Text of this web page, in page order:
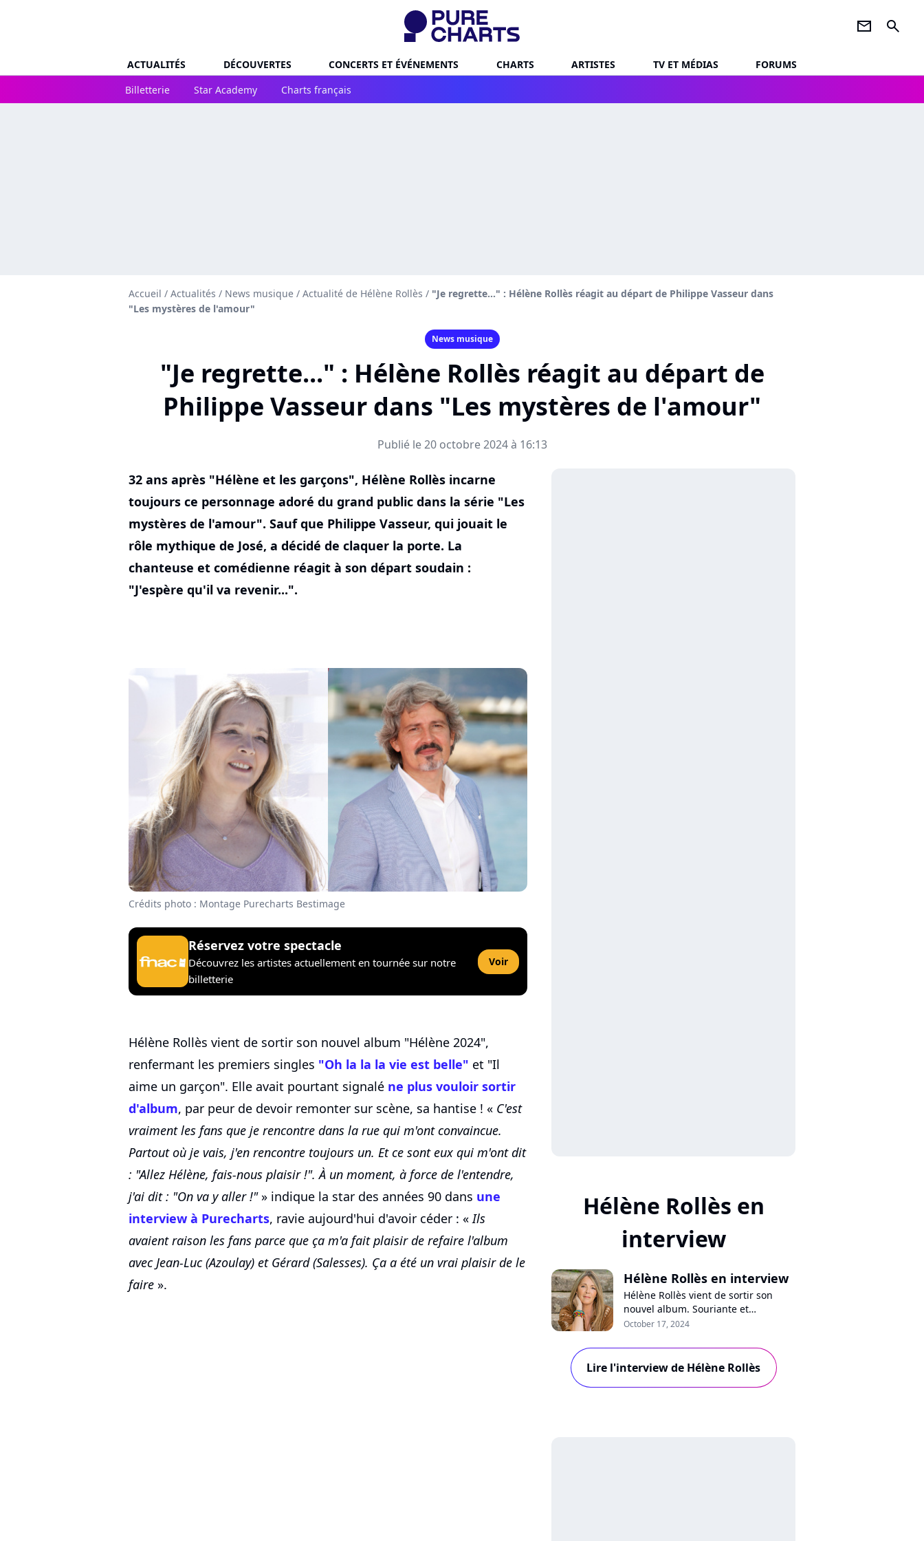
newsletter search
ACTUALITÉS DÉCOUVERTES CONCERTS ET ÉVÉNEMENTS CHARTS ARTISTES TV ET MÉDIAS
FORUMS
Billetterie
Star Academy Charts français
Accueil / Actualités / News musique / Actualité de Hélène Rollès / "Je regrette..." : Hélène Rollès réagit au départ de Philippe Vasseur dans
"Les mystères de l'amour"
News musique
"Je regrette..." : Hélène Rollès réagit au départ de
Philippe Vasseur dans "Les mystères de l'amour"
Publié le 20 octobre 2024 à 16:13
32 ans après "Hélène et les garçons", Hélène Rollès incarne
toujours ce personnage adoré du grand public dans la série "Les
mystères de l'amour". Sauf que Philippe Vasseur, qui jouait le
rôle mythique de José, a décidé de claquer la porte. La
chanteuse et comédienne réagit à son départ soudain :
"J'espère qu'il va revenir...".
Crédits photo : Montage Purecharts Bestimage
Réservez votre spectacle
Découvrez les artistes actuellement en tournée sur notre
billetterie
Voir
Hélène Rollès vient de sortir son nouvel album "Hélène 2024",
renfermant les premiers singles "Oh la la la vie est belle" et "Il
aime un garçon". Elle avait pourtant signalé ne plus vouloir sortir
d'album, par peur de devoir remonter sur scène, sa hantise ! « C'est
vraiment les fans que je rencontre dans la rue qui m'ont convaincue.
Partout où je vais, j'en rencontre toujours un. Et ce sont eux qui m'ont dit
: "Allez Hélène, fais-nous plaisir !". À un moment, à force de l'entendre,
j'ai dit : "On va y aller !"» indique la star des années 90 dans une
interview à Purecharts, ravie aujourd'hui d'avoir céder : «Ils
avaient raison les fans parce que ça m'a fait plaisir de refaire l'album
avec Jean-Luc (Azoulay) et Gérard (Salesses). Ça a été un vrai plaisir de le
faire ».
Hélène Rollès en
interview
Hélène Rollès en interview
Hélène Rollès vient de sortir son
nouvel album. Souriante et
détendue, la chanteuse et
honnêteté à Purecharts sur
l'impulsion de ce disque, sa peur de
la scène, ses chansons romantiques
ou son succès en Chine. Interview !
October 17, 2024
Lire l'interview de Hélène Rollès